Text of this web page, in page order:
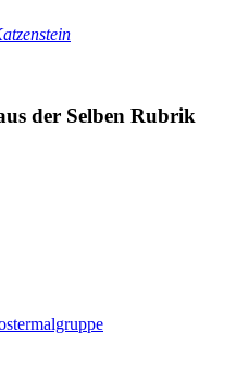
der Selben Rubrik